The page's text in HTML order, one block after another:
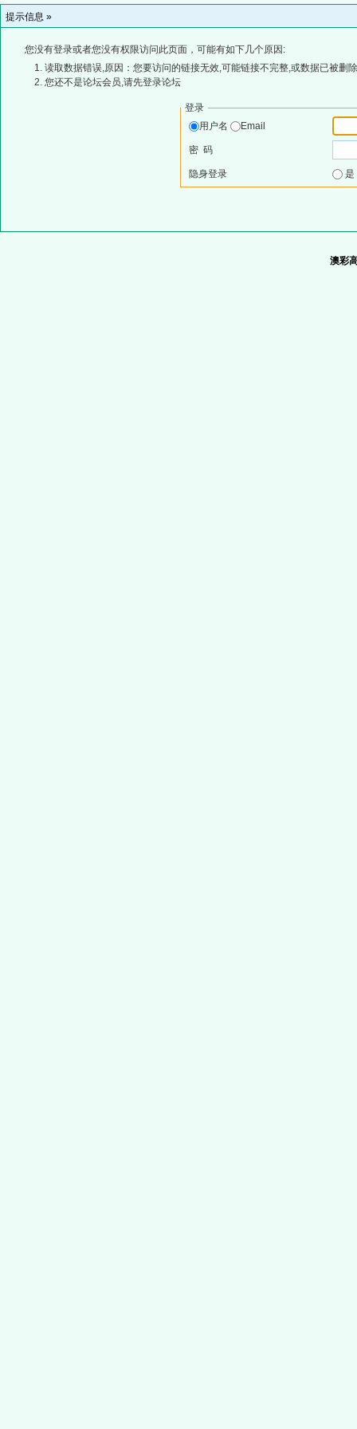
提示信息 »
您没有登录或者您没有权限访问此页面，可能有如下几个原因:
读取数据错误,原因：您要访问的链接无效,可能链接不完整,或数据已被删
您还不是论坛会员,请先登录论坛
登录
用户名
Email
密 码
隐身登录
澳彩